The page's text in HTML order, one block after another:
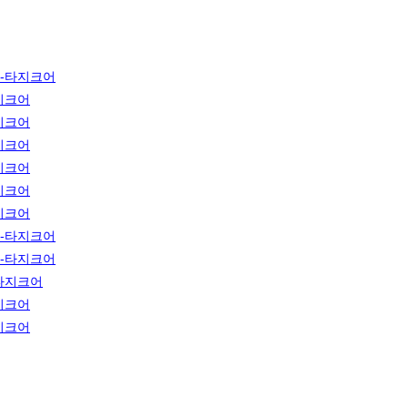
타지크어
크어
크어
크어
크어
크어
크어
타지크어
타지크어
지크어
크어
크어